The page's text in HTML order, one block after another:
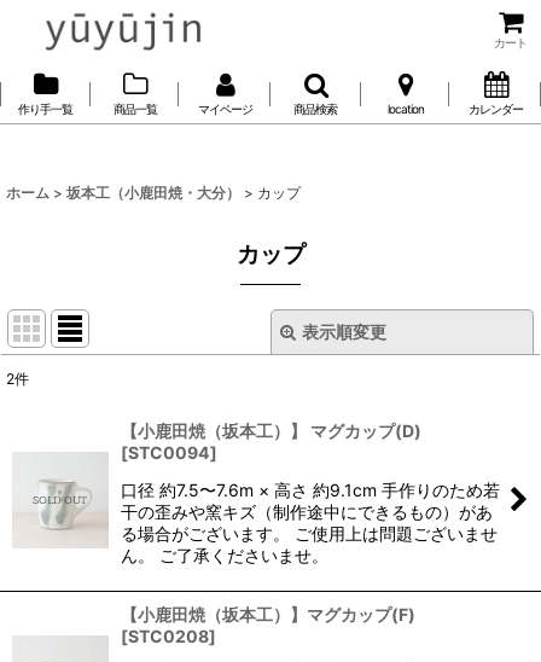
カート
作り手一覧 商品一覧 マイページ 商品検索 location カレンダー
ホーム > 坂本工（小鹿田焼・大分） > カップ
カップ
表示順変更
絞り込む
2件
【小鹿田焼（坂本工）】 マグカップ(D)
[STC0094]
口径 約7.5〜7.6m × 高さ 約9.1cm 手作りのため若
干の歪みや窯キズ（制作途中にできるもの）があ
る場合がございます。 ご使用上は問題ございませ
ん。 ご了承くださいませ。
【小鹿田焼（坂本工）】マグカップ(F)
[STC0208]